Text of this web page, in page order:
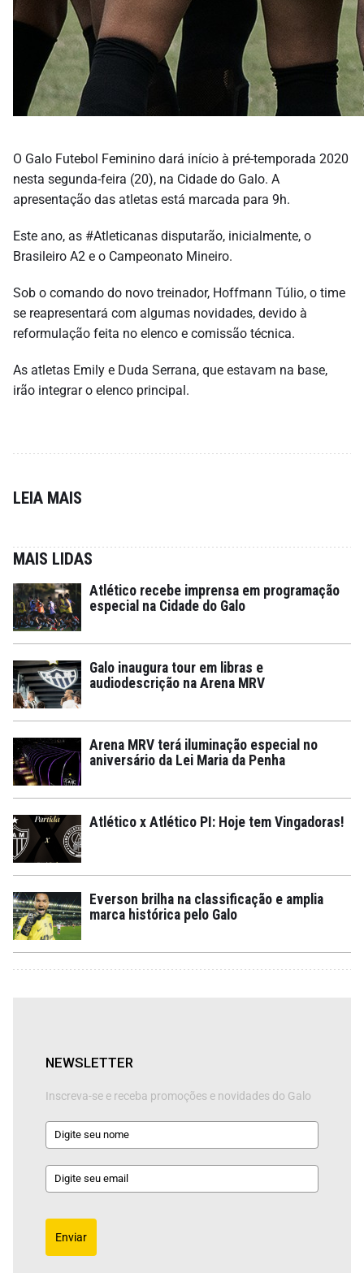
O Galo Futebol Feminino dará início à pré-temporada 2020
nesta segunda-feira (20), na Cidade do Galo. A
apresentação das atletas está marcada para 9h.
Este ano, as #Atleticanas disputarão, inicialmente, o
Brasileiro A2 e o Campeonato Mineiro.
Sob o comando do novo treinador, Hoffmann Túlio, o time
se reapresentará com algumas novidades, devido à
reformulação feita no elenco e comissão técnica.
As atletas Emily e Duda Serrana, que estavam na base,
irão integrar o elenco principal.
LEIA MAIS
MAIS LIDAS
Atlético recebe imprensa em programação
especial na Cidade do Galo
Galo inaugura tour em libras e
audiodescrição na Arena MRV
Arena MRV terá iluminação especial no
aniversário da Lei Maria da Penha
Atlético x Atlético PI: Hoje tem Vingadoras!
Everson brilha na classificação e amplia
marca histórica pelo Galo
NEWSLETTER
Inscreva-se e receba promoções e novidades do Galo
Enviar